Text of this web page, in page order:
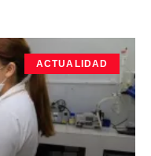
ACTUALIDAD